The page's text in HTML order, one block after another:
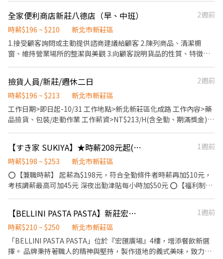
後續處理 3. 開店前準備及閉店整理作業 4. 洗滌與環境清潔 5. 完成主
管交付工作 ✅工作時段 早班：09:00~17:00或18:00 中班：
12:00~21:00 晚班：18:00~22:30或23:00 (排班區間另安排休息時
間，週六、週日有一天可排班者尤佳。) ※彈性排班可討論喔。週六
時以上。 ✅提供免費溫馨員工餐點、交通便利通勤上班很方便。 ✅
歡迎無餐飲工作經驗、對餐飲業有熱忱的您，加入三澧餐飲集團。 -
---- 『加入三澧 成為家人』共同創造無限可能。 1998年於台灣成
立-日商三澧餐飲集團 HUMAX ASIA，屬於日本Wondertable餐飲集
團在台分公司。 深耕台灣多年的日本與義大利美食連鎖品牌，旗下
六大連鎖餐飲品牌包含， ★義式料理餐廳：BELLINI CAFFÈ、
BELLINI Pasta Pasta、MOLINO手工義大利麵 ★日式鍋物餐廳：
Mo-Mo-Paradise壽喜燒 ★日式天婦羅專門店：天吉屋、吉天麩羅
全台直營店鋪皆位於各大百貨商場，並持續穩定發展中。 ----------
---------------------------------------------------------------- 【應
徵須知】 ①詳閱工作內容後，請審慎提出應徵申請。 ②履歷初審合
適者，將邀請實體面談，初審資格不符者則不另行通知。
全家便利商店新莊八德店（早、中班）
2週前
時薪$196 ~ $210
新北市新莊區
1.接受顧客詢問或主動提供諮商建議給顧客 2.陳列商品、清潔櫥
窗、維持營業場所的整潔與美觀 3.向顧客說明貨品的性質、特徵、
據，完成交易手續 6.在當天結束營業前，統計銷售情形、盤點貨品
存量及撰寫當日業務報表
撿貨人員/新莊/週休二日
2週前
時薪$196 ~ $213
新北市新莊區
工作日期>即日起-10/31 工作地點>新北新莊區化成路 工作內容>藥
品撿貨、包裝/走動作業 工作薪資>NT$213/H(含全勤、期滿獎金)
【すき家 SUKIYA】★時薪208元起(含全勤)★幸福店
1週前
時薪$198 ~ $253
新北市新莊區
⭕【兼職時薪】 起薪為$198元，符合全勤條件者時薪再加$10元，
考核調薪最高可加45元 深夜出勤津貼每小時加$50元 ⭕【福利制
健檢 ★勞保、健保，6％勞退提撥 ⭕【工作說明】 《內場》:餐點製
作、食材備料、進貨盤點 《外場》:接待服務顧客、收銀結帳、環境
整潔 ★開朗活潑有笑容 ★ＳＯＰ專業流程 ★無經驗可 ★提供完善
職前教育訓練 ⭕【經營理念】 我們是日本第一的速食連鎖ZENSHO
【BELLINI PASTA PASTA】新莊宏匯店-外場兼職-B22
1週前
時薪$210 ~ $250
新北市新莊區
「BELLINI PASTA PASTA」位於『宏匯廣場』4樓，增添餐飲新選
擇。 品牌秉持著職人的精神與堅持，製作道地的義式美味，致力成